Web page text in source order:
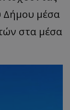
Δήμου μέσα
στα μέσα